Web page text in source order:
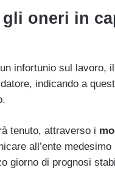
oneri in
infortunio sul lavoro,
indicando a
tenuto, attraverso i
all’ente
giorno di prognosi